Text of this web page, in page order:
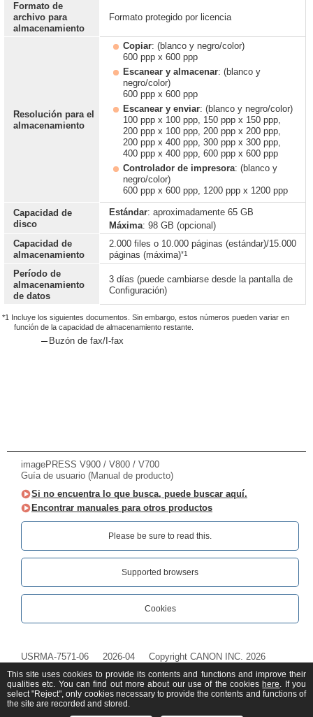
Formato de
archivo para
almacenamiento
Formato protegido por licencia
Resolución para el
almacenamiento
Copiar: (blanco y negro/color)
600 ppp x 600 ppp
Escanear y almacenar: (blanco y
negro/color)
600 ppp x 600 ppp
Escanear y enviar: (blanco y negro/color)
100 ppp x 100 ppp, 150 ppp x 150 ppp,
200 ppp x 100 ppp, 200 ppp x 200 ppp,
200 ppp x 400 ppp, 300 ppp x 300 ppp,
400 ppp x 400 ppp, 600 ppp x 600 ppp
Controlador de impresora: (blanco y
negro/color)
600 ppp x 600 ppp, 1200 ppp x 1200 ppp
Capacidad de
disco
Estándar: aproximadamente 65 GB
Máxima: 98 GB (opcional)
Capacidad de
almacenamiento
2.000 files o 10.000 páginas (estándar)/15.000
páginas (máxima)*1
Período de
almacenamiento
de datos
3 días (puede cambiarse desde la pantalla de
Configuración)
*1 Incluye los siguientes documentos. Sin embargo, estos números pueden variar en
función de la capacidad de almacenamiento restante.
Buzón de fax/I-fax
imagePRESS V900 / V800 / V700
Guía de usuario (Manual de producto)
Si no encuentra lo que busca, puede buscar aquí.
Encontrar manuales para otros productos
Please be sure to read this.‎
Supported browsers
Cookies
USRMA-7571-06 2026-04 Copyright CANON INC. 2026
This site uses cookies to provide its contents and functions and improve their
qualities etc. You can find out more about our use of the cookies here. If you
select "Reject", only cookies necessary to provide the contents and functions of
the site are recorded and stored.